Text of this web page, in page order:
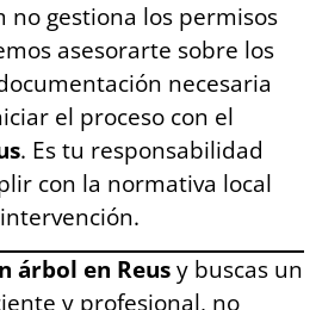
no gestiona los permisos
asesorarte sobre los
necesaria
el proceso con el
. Es tu responsabilidad
con la normativa local
árbol en Reusy buscas un
y profesional, no